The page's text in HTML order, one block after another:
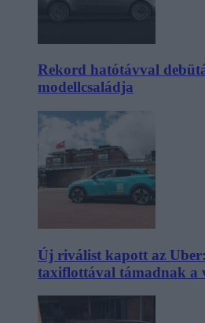
Rekord hatótávval
modellcsaládja
Új riválist kapott az
taxiflottával támadnak a